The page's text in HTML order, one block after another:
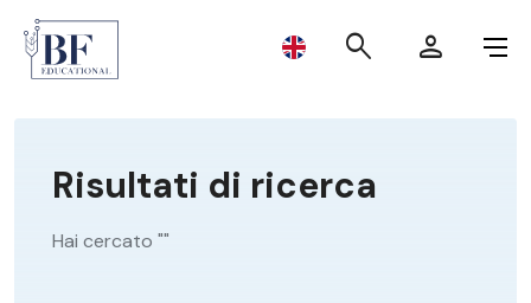
search person
Risultati di ricerca
Hai cercato ""
BF Educational
MASTER II LIVELLO
SUMMER SCHOOL 2024